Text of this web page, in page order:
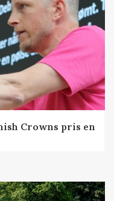
Crowns pris en